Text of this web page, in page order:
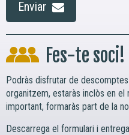
Enviar
Fes-te soci!
Podràs disfrutar de
organitzem, estaràs inclòs en el
important, formaràs part de la
Descarrega el formulari i